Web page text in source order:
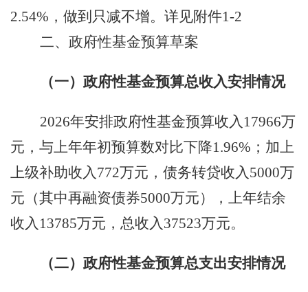
2.54% ，做到只减不增。详见附件1-2
二、政府性基金预算草案
（一）政府性基金预算总收入安排情况
2026年安排政府性基金预算收入 17966万
元 ， 与上年年初预算数对比下降1.96% ；加上
上级补助收入772万元， 债务转贷收入5000万
元（其中再融资债券5000万元）
，上年结余
收入 13785万元 ， 总收入37523万元。
（二）政府性基金预算总支出安排情况